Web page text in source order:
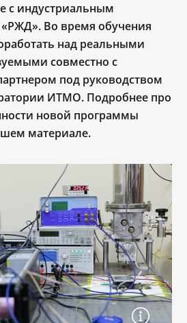
с индустриальным
Во время обучения
над реальными
совместно с
под руководством
ИТМО. Подробнее про
новой программы
материале.